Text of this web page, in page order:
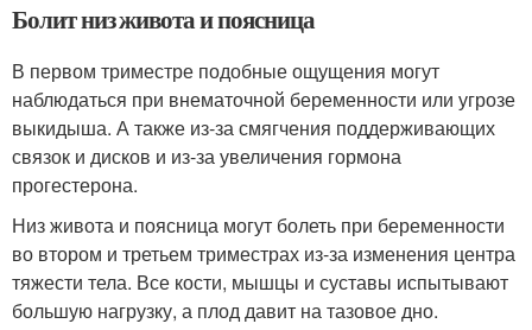
Болит низ живота и поясница
В первом триместре подобные ощущения могут
наблюдаться при внематочной беременности или угрозе
выкидыша. А также из-за смягчения поддерживающих
связок и дисков и из-за увеличения гормона
прогестерона.
Низ живота и поясница могут болеть при беременности
во втором и третьем триместрах из-за изменения центра
тяжести тела. Все кости, мышцы и суставы испытывают
большую нагрузку, а плод давит на тазовое дно.